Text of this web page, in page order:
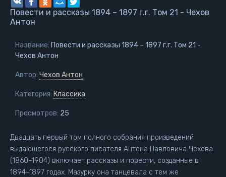
Повести и рассказы 1894 – 1897 г.г. Том 21 - Чехов
Антон
Название: Повести и рассказы 1894 – 1897 г.г. Том 21 -
Чехов Антон
Автор: Чехов Антон
Категория: Классика
Просмотров: 25
Двадцать первый том полного собрания произведений
выдающегося русского писателя Антона Павловича Чехова
(1860–1904) включает рассказы и повести, созданные в
1894–1897 годах. Мазурку она танцевала с тем же